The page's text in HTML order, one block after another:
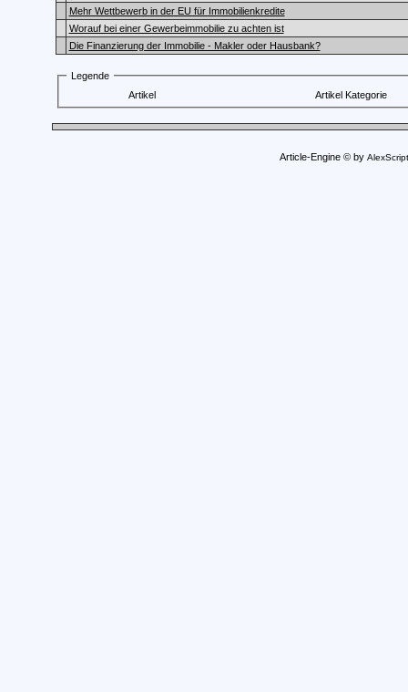
Mehr Wettbewerb in der EU für Immobilienkredite
Worauf bei einer Gewerbeimmobilie zu achten ist
Die Finanzierung der Immobilie - Makler oder Hausbank?
Legende
Artikel
Artikel Kategorie
Article-Engine © by